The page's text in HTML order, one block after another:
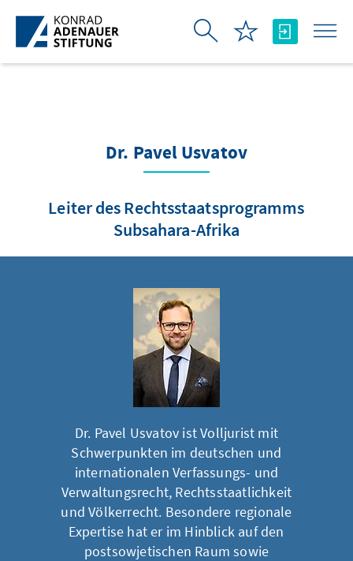
Skip to Main Content
Dr. Pavel Usvatov
Leiter des Rechtsstaatsprogramms
Subsahara-Afrika
Dr. Pavel Usvatov ist Volljurist mit
Schwerpunkten im deutschen und
internationalen Verfassungs- und
Verwaltungsrecht, Rechtsstaatlichkeit
und Völkerrecht. Besondere regionale
Expertise hat er im Hinblick auf den
postsowjetischen Raum sowie